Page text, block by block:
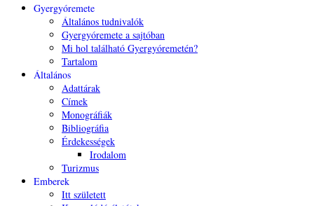
Gyergyóremete
Általános tudnivalók
Gyergyóremete a sajtóban
Mi hol található Gyergyóremetén?
Tartalom
Általános
Adattárak
Címek
Monográfiák
Bibliográfia
Érdekességek
Irodalom
Turizmus
Emberek
Itt született